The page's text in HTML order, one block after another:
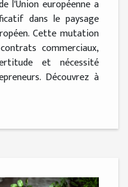
l'Union européenne a
dans le paysage
Cette mutation
commerciaux,
et nécessité
Découvrez à